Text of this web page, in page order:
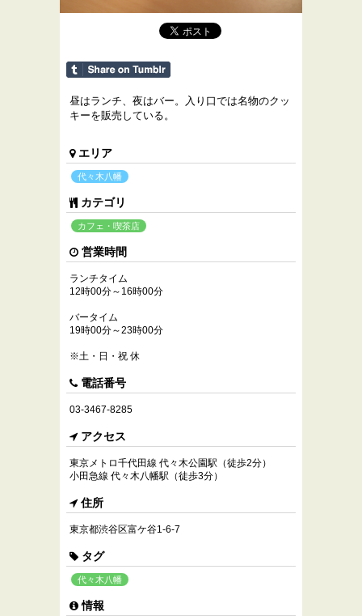
昼はランチ、夜はバー。入り口では名物のクッ
キーを販売している。
エリア
代々木八幡
カテゴリ
カフェ・喫茶店
営業時間
ランチタイム
12時00分～16時00分
バータイム
19時00分～23時00分
※土・日・祝 休
電話番号
03-3467-8285
アクセス
東京メトロ千代田線 代々木公園駅（徒歩2分）
小田急線 代々木八幡駅（徒歩3分）
住所
東京都渋谷区富ケ谷1-6-7
タグ
代々木八幡
情報